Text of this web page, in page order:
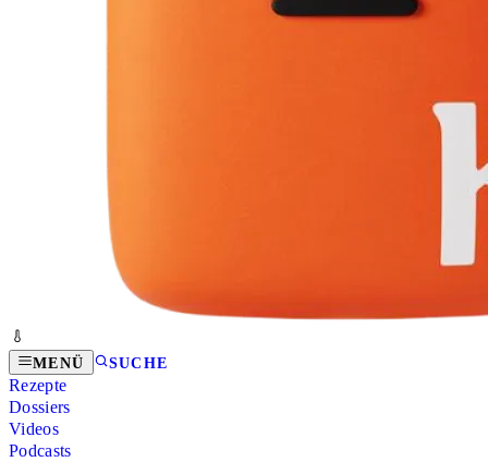
MENÜ SUCHE
Rezepte
Dossiers
Videos
Podcasts